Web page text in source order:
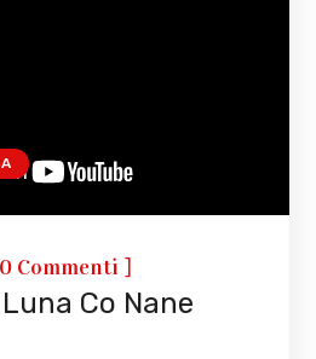
0 Commenti ]
Co Nane